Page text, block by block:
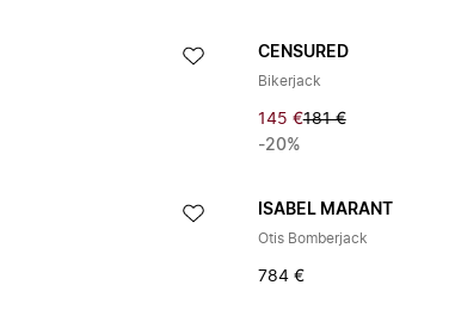
CENSURED
Bikerjack
145 €181 €
-20%
ISABEL MARANT
Otis Bomberjack
784 €